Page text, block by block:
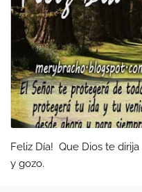
Feliz Día! Que Dios te dirija por el buen camino, te de paz
y gozo.